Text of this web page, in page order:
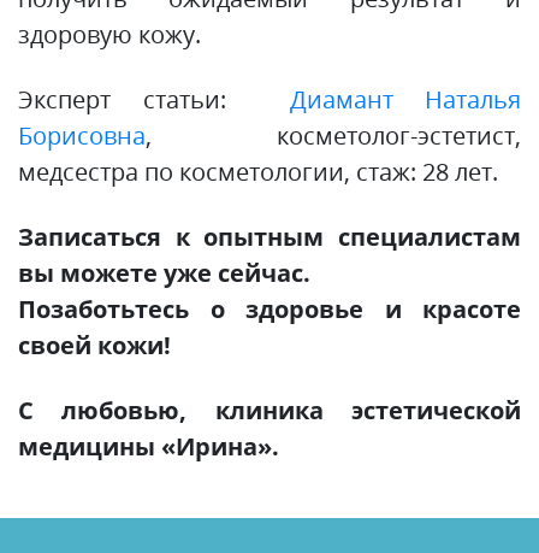
здоровую кожу.
Эксперт статьи: Диамант Наталья
Борисовна, косметолог-эстетист,
медсестра по косметологии, стаж: 28 лет.
Записаться к опытным специалистам
вы можете уже сейчас.
Позаботьтесь о здоровье и красоте
своей кожи!
С любовью, клиника эстетической
медицины «Ирина».